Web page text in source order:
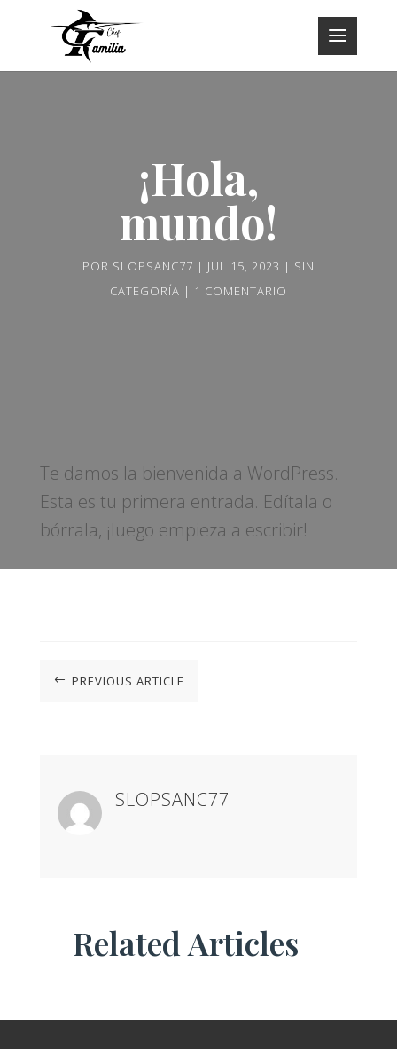
¡Hola,
mundo!
POR SLOPSANC77 JUL 15, 2023
SIN
CATEGORÍA
1 COMENTARIO
Te damos la bienvenida a WordPress.
Esta es tu primera entrada. Edítala o
bórrala, ¡luego empieza a escribir!
# PREVIOUS ARTICLE
SLOPSANC77
Related Articles